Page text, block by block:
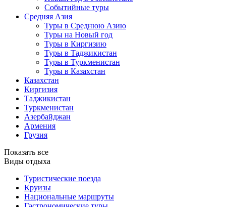
Событийные туры
Средняя Азия
Туры в Среднюю Азию
Туры на Новый год
Туры в Киргизию
Туры в Таджикистан
Туры в Туркменистан
Туры в Казахстан
Казахстан
Киргизия
Таджикистан
Туркменистан
Азербайджан
Армения
Грузия
Показать все
Виды отдыха
Туристические поезда
Круизы
Национальные маршруты